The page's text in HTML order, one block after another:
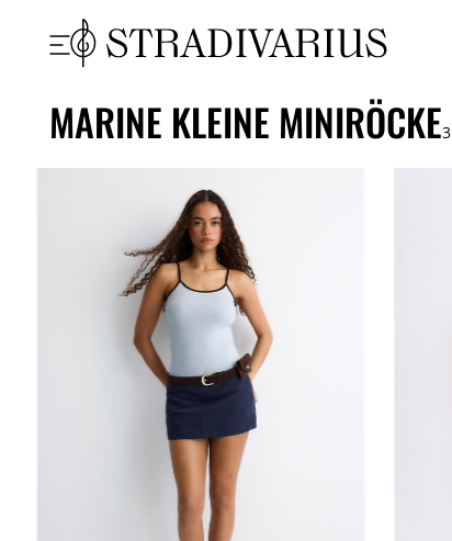
MARINE KLEINE MINIRÖCKE3